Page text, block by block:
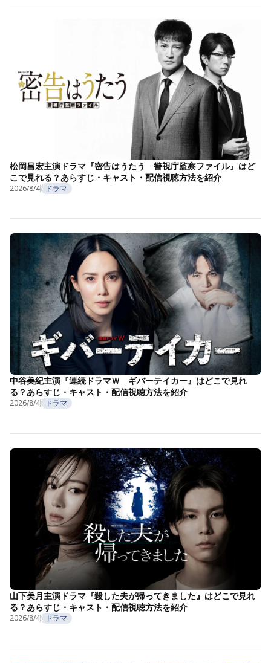
松岡昌宏主演ドラマ『密告はうたう 警視庁監察ファイル』はど
こで見れる？あらすじ・キャスト・配信視聴方法を紹介
2026/8/4 ドラマ
中谷美紀主演『連続ドラマＷ ギバーテイカー』はどこで見れ
る？あらすじ・キャスト・配信視聴方法を紹介
2026/8/4 ドラマ
山下美月主演ドラマ『殺した夫が帰ってきました』はどこで見れ
る？あらすじ・キャスト・配信視聴方法を紹介
2026/8/4 ドラマ